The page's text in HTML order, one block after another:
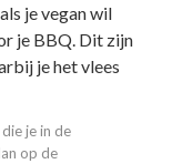
je vegan wil
je BBQ. Dit zijn
je het vlees
je in de
op de